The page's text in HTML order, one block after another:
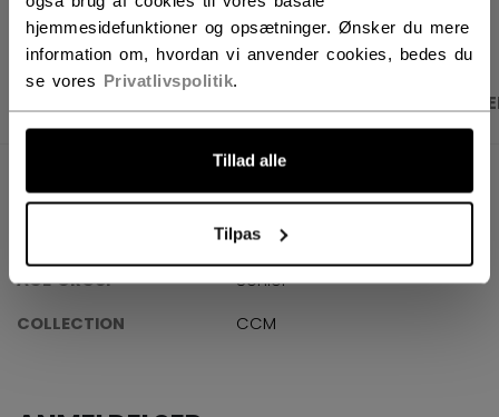
hjemmesidefunktioner og opsætninger. Ønsker du mere
information om, hvordan vi anvender cookies, bedes du
se vores Privatlivspolitik
Tillad alle
Tilpas
SPECIFIKATIONER
PP25VP-SR
AGE GROUP
Senior
COLLECTION
CCM